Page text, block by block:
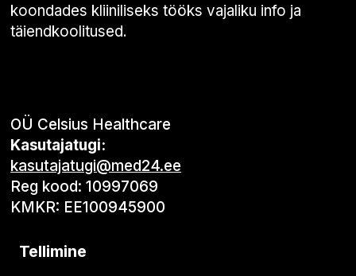
koondades kliiniliseks tööks vajaliku info ja
täiendkoolitused.
OÜ Celsius Healthcare
Kasutajatugi:
kasutajatugi@med24.ee
Reg kood: 10997069
KMKR: EE100945900
Tellimine